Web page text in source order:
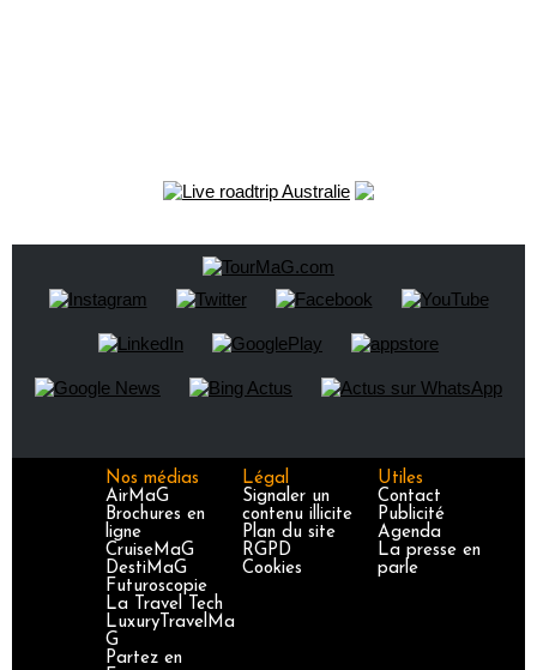
Nos médias
AirMaG
Brochures en
ligne
CruiseMaG
DestiMaG
Futuroscopie
La Travel Tech
LuxuryTravelMa
G
Partez en
Légal
Signaler un
contenu illicite
Plan du site
RGPD
Cookies
Utiles
Contact
Publicité
Agenda
La presse en
parle